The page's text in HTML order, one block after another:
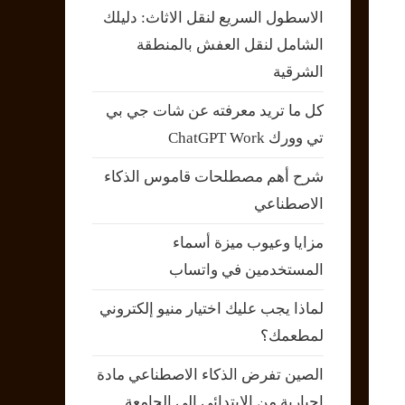
الاسطول السريع لنقل الاثاث: دليلك
الشامل لنقل العفش بالمنطقة
الشرقية
كل ما تريد معرفته عن شات جي بي
تي وورك ChatGPT Work
شرح أهم مصطلحات قاموس الذكاء
الاصطناعي
مزايا وعيوب ميزة أسماء
المستخدمين في واتساب
لماذا يجب عليك اختيار منيو إلكتروني
لمطعمك؟
الصين تفرض الذكاء الاصطناعي مادة